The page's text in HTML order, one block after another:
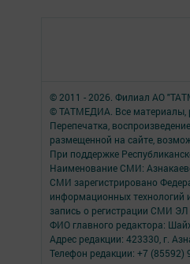
© 2011 - 2026. Филиал АО
© ТАТМЕДИА. Все материалы,
Перепечатка,
размещенной на сайте,
При поддержке
Наименование СМИ:
СМИ зарегистрировано
информационных технологий
запись о регистрации СМИ
ФИО главного редактора:
Адрес редакции: 423330, г.
Телефон редакции: +7 (85592)